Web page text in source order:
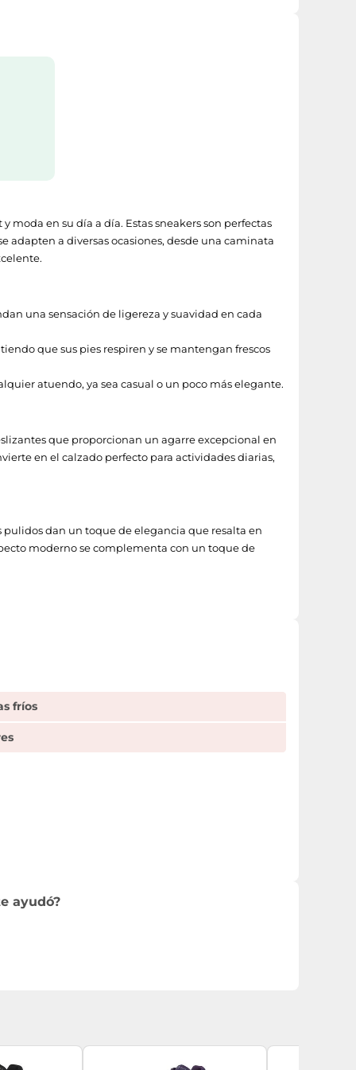
en su día a día. Estas sneakers son perfectas
adapten a diversas ocasiones, desde una caminata
una sensación de ligereza y suavidad en cada
que sus pies respiren y se mantengan frescos
atuendo, ya sea casual o un poco más elegante.
que proporcionan un agarre excepcional en
en el calzado perfecto para actividades diarias,
pulidos dan un toque de elegancia que resalta en
moderno se complementa con un toque de
fríos
ayudó?